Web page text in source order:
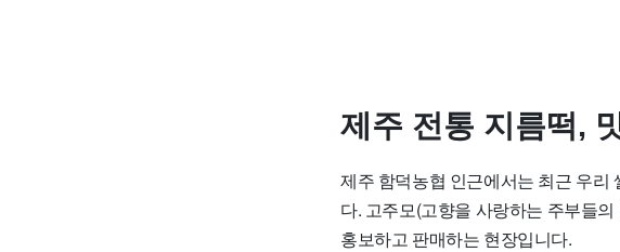
제주 전통 지름떡,
제주 함덕농협 인근에서는 최근 우리
다. 고주모(고향을 사랑하는 주부들
홍보하고 판매하는 현장입니다.